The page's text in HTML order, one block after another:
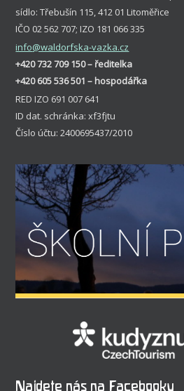
sídlo: Třebušín 115, 412 01 Litoměřice
IČO 02 562 707; IZO 181 066 335
info@waldorfska-vazka.cz
+420 732 709 150 – ředitelka
+420 605 536 501 – hospodářka
RED IZO 691 007 641
ID dat. schránka: xf3fjtu
Číslo účtu: 2400695437/2010
Najdete nás na Facebooku